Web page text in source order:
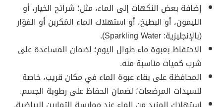
إضافة بعض النكهات إلى الماء، مثل؛ شرائح الخيار، أو
الليمون، أو البطيخ، أو استهلاك الماء المُكربن أو الفوّار
(بالإنجليزية: Sparkling Water).
الاحتفاظ بعبوة ماء طوال اليوم؛ لضمان المساعدة على
شرب كميات مناسبة منه.
المحافظة على بقاء عبوة الماء في مكان قريب، خاصة
للسيدات المرضعات؛ لضمان الحفاظ على رطوبة الجسم.